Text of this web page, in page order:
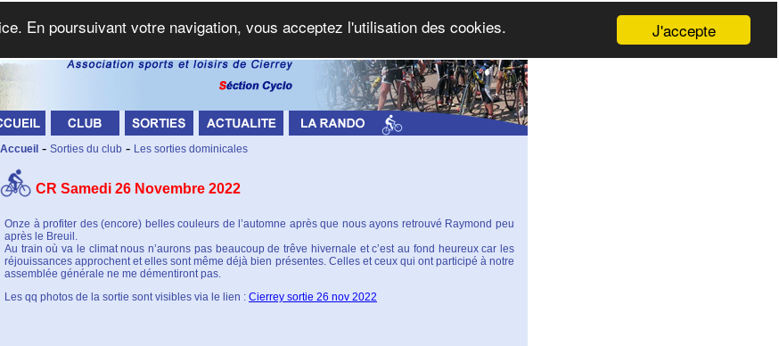
Accueil - Sorties du club - Les sorties dominicales
CR Samedi 26 Novembre 2022
Onze à profiter des (encore) belles couleurs de l’automne après que nous ayons retrouvé Raymond peu
après le Breuil.
Au train où va le climat nous n’aurons pas beaucoup de trêve hivernale et c’est au fond heureux car les
réjouissances approchent et elles sont même déjà bien présentes. Celles et ceux qui ont participé à notre
assemblée générale ne me démentiront pas.
Les qq photos de la sortie sont visibles via le lien : Cierrey sortie 26 nov 2022
J'accepte
En poursuivant votre navigation, vous acceptez l'utilisation des cookies.